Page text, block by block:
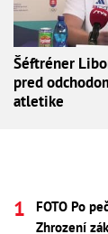
Šéftréner
pred
atletike
FOTO Po
Zhrození